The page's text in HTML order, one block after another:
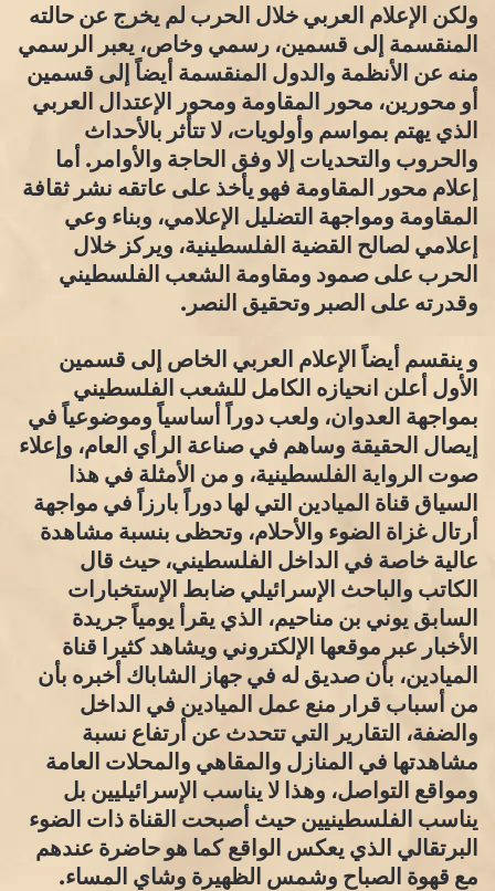
ولكن الإعلام العربي خلال الحرب لم يخرج عن حالته
المنقسمة إلى قسمين، رسمي وخاص، يعبر الرسمي
منه عن الأنظمة والدول المنقسمة أيضاً إلى قسمين
أو محورين، محور المقاومة ومحور الإعتدال العربي
الذي يهتم بمواسم وأولويات، لا تتأثر بالأحداث
والحروب والتحديات إلا وفق الحاجة والأوامر. أما
إعلام محور المقاومة فهو يأخذ على عاتقه نشر ثقافة
المقاومة ومواجهة التضليل الإعلامي، وبناء وعي
إعلامي لصالح القضية الفلسطينية، ويركز خلال
الحرب على صمود ومقاومة الشعب الفلسطيني
وقدرته على الصبر وتحقيق النصر.
و ينقسم أيضاً الإعلام العربي الخاص إلى قسمين
الأول أعلن انحيازه الكامل للشعب الفلسطيني
بمواجهة العدوان، ولعب دوراً أساسياً وموضوعياً في
إيصال الحقيقة وساهم في صناعة الرأي العام، وإعلاء
صوت الرواية الفلسطينية، و من الأمثلة في هذا
السياق قناة الميادين التي لها دوراً بارزاً في مواجهة
أرتال غزاة الضوء والأحلام، وتحظى بنسبة مشاهدة
عالية خاصة في الداخل الفلسطيني، حيث قال
الكاتب والباحث الإسرائيلي ضابط الإستخبارات
السابق يوني بن مناحيم، الذي يقرأ يومياً جريدة
الأخبار عبر موقعها الإلكتروني ويشاهد كثيرا قناة
الميادين، بأن صديق له في جهاز الشاباك أخبره بأن
من أسباب قرار منع عمل الميادين في الداخل
والضفة، التقارير التي تتحدث عن أرتفاع نسبة
مشاهدتها في المنازل والمقاهي والمحلات العامة
ومواقع التواصل، وهذا لا يناسب الإسرائيليين بل
يناسب الفلسطينيين حيث أصبحت القناة ذات الضوء
البرتقالي الذي يعكس الواقع كما هو حاضرة عندهم
مع قهوة الصباح وشمس الظهيرة وشاي المساء.